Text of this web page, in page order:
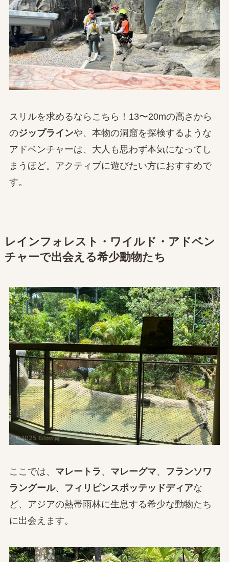
スリルを求めるならこちら！13〜20mの高さから
のジップラインや、本物の洞窟を探検するような
アドベンチャーは、大人も思わず本気になってし
まうほど。アクティブに遊びたい方におすすめで
す。
レインフォレスト・ワイルド・アドベン
チャーで出会える希少動物たち
ここでは、 マレートラ 、 マレーグマ、
フランソワ
ラングール、 フィリピンスポッテッドディアな
ど、アジアの熱帯雨林に生息する希少な動物たち
に出会えます。